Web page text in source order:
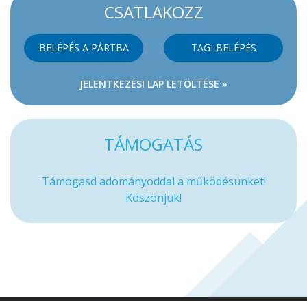
CSATLAKOZZ
BELÉPÉS A PÁRTBA TAGI BELÉPÉS
JELENTKEZÉSI LAP LETÖLTÉSE »
TÁMOGATÁS
Támogasd adományoddal a működésünket!
Köszönjük!